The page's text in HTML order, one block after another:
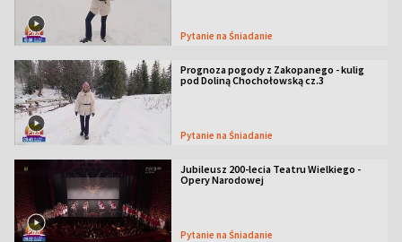
Pytanie na Śniadanie
Prognoza pogody z Zakopanego - kulig
pod Doliną Chochołowską cz.3
Pytanie na Śniadanie
Jubileusz 200-lecia Teatru Wielkiego -
Opery Narodowej
Pytanie na Śniadanie